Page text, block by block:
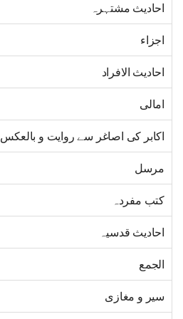
احادیث مشتہرہ
اجزاء
احادیث الافراد
امالی
اکابر کی اصاغر سے روایت و بالعکس
مرسل
کتب مفردہ
احادیث قدسیہ
الجمع
سیر و مغازی